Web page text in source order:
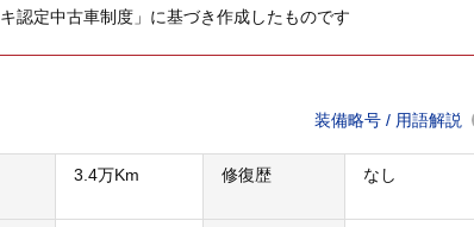
キ認定中古車制度」に基づき作成したものです
装備略号 / 用語解説
3.4万Km 修復歴 なし